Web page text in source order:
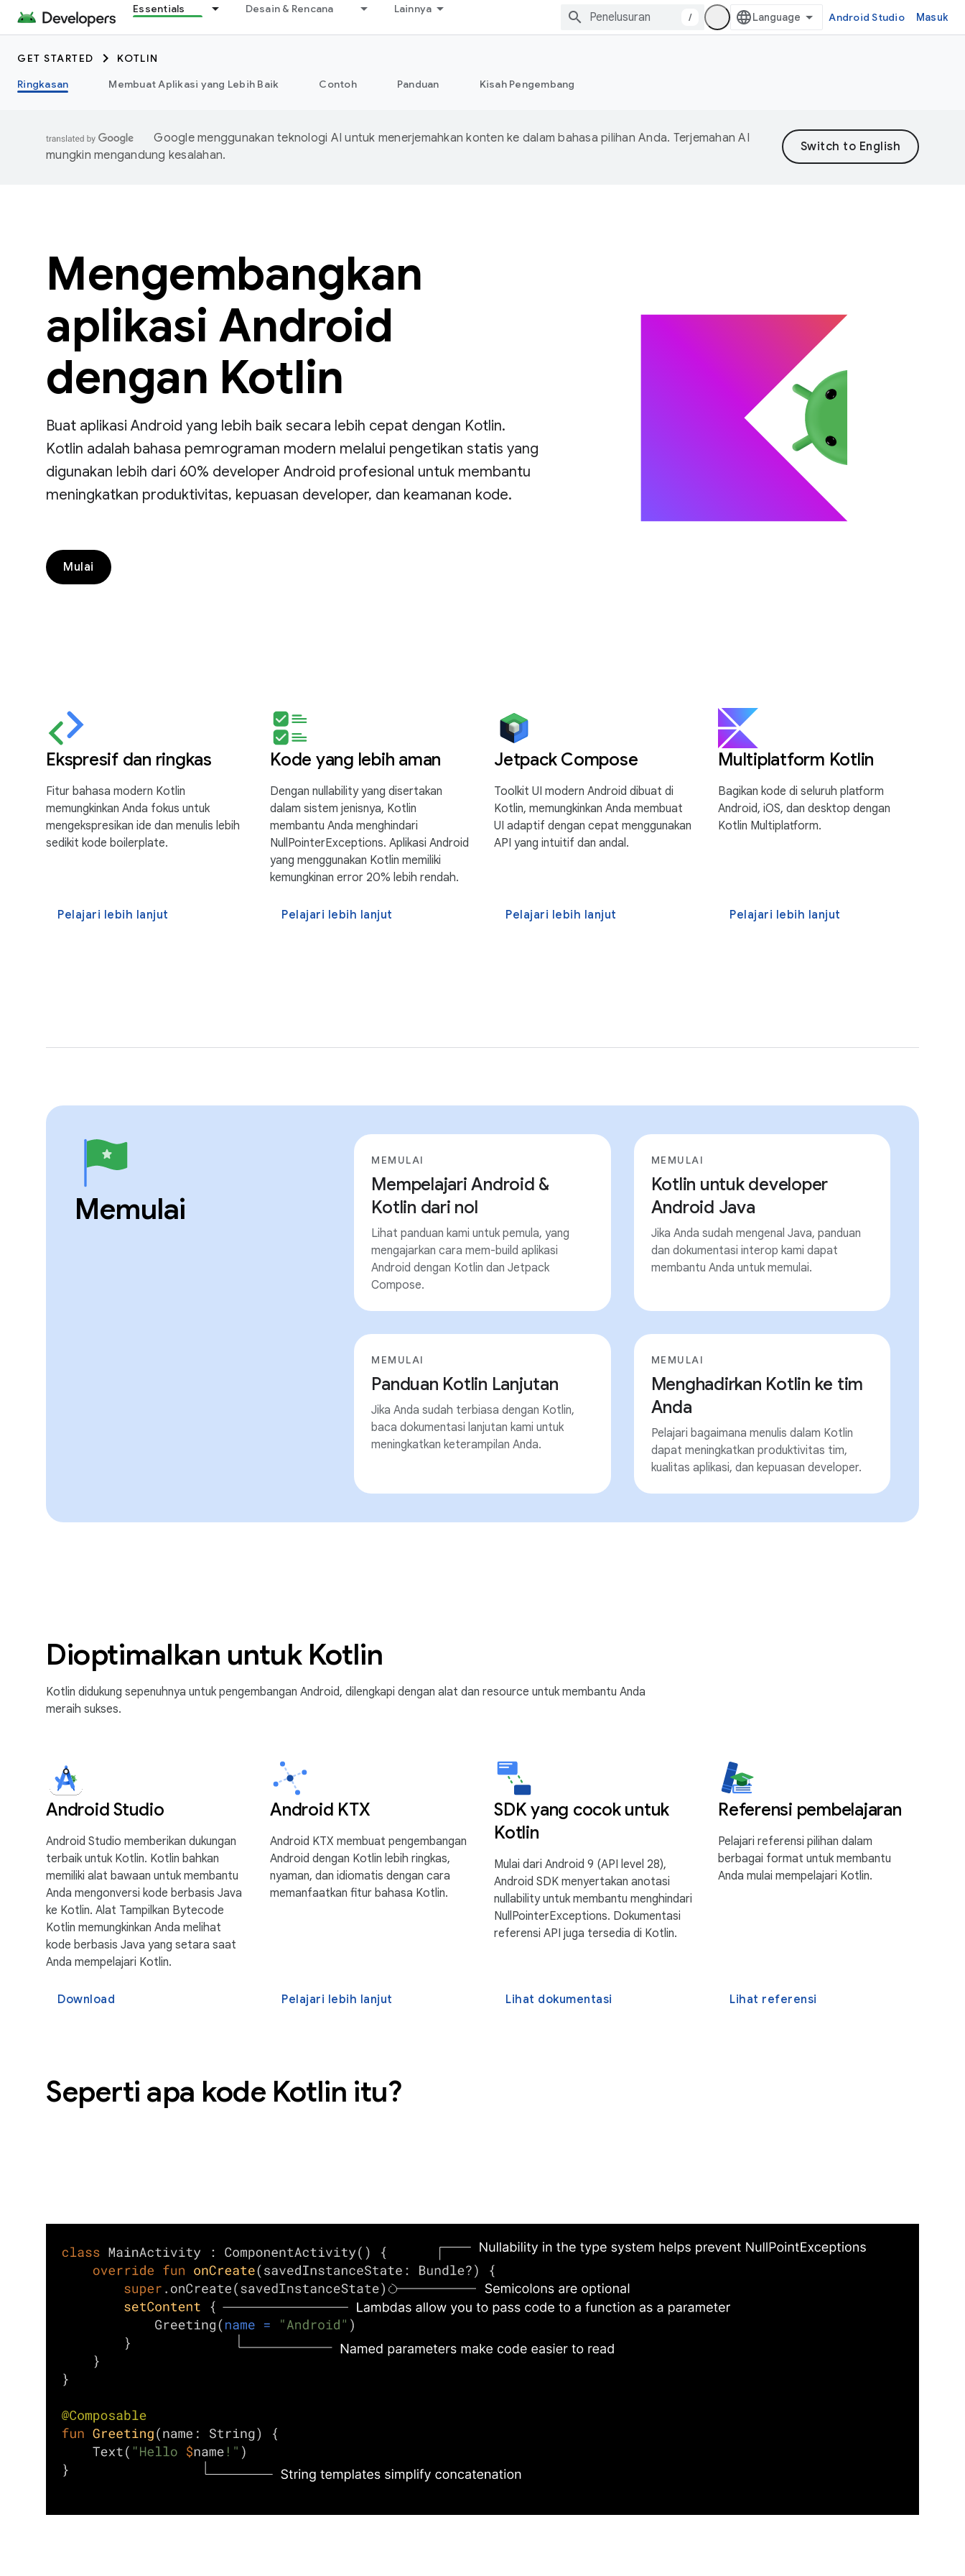
Essentials Desain & Rencana Lainnya
/ Android Studio Masuk
GET STARTED
KOTLIN
Ringkasan
Membuat Aplikasi yang Lebih Baik Contoh Panduan Kisah Pengembang
Google menggunakan teknologi AI untuk menerjemahkan konten ke dalam bahasa pilihan Anda. Terjemahan AI
mungkin mengandung kesalahan.
Mengembangkan
aplikasi Android
dengan Kotlin
Buat aplikasi Android yang lebih baik secara lebih cepat dengan Kotlin.
Kotlin adalah bahasa pemrograman modern melalui pengetikan statis yang
digunakan lebih dari 60% developer Android profesional untuk membantu
meningkatkan produktivitas, kepuasan developer, dan keamanan kode.
Mulai
Ekspresif dan ringkas
Fitur bahasa modern Kotlin
memungkinkan Anda fokus untuk
mengekspresikan ide dan menulis lebih
sedikit kode boilerplate.
Pelajari lebih lanjut
Kode yang lebih aman
Dengan nullability yang disertakan
dalam sistem jenisnya, Kotlin
membantu Anda menghindari
NullPointerExceptions. Aplikasi Android
yang menggunakan Kotlin memiliki
kemungkinan error 20% lebih rendah.
Pelajari lebih lanjut
Jetpack Compose
Toolkit UI modern Android dibuat di
Kotlin, memungkinkan Anda membuat
UI adaptif dengan cepat menggunakan
API yang intuitif dan andal.
Pelajari lebih lanjut
Multiplatform Kotlin
Bagikan kode di seluruh platform
Android, iOS, dan desktop dengan
Kotlin Multiplatform.
Pelajari lebih lanjut
Memulai
MEMULAI
Mempelajari Android &
Kotlin dari nol
Lihat panduan kami untuk pemula, yang
mengajarkan cara mem-build aplikasi
Android dengan Kotlin dan Jetpack
Compose.
MEMULAI
Kotlin untuk developer
Android Java
Jika Anda sudah mengenal Java, panduan
dan dokumentasi interop kami dapat
membantu Anda untuk memulai.
MEMULAI
Panduan Kotlin Lanjutan
Jika Anda sudah terbiasa dengan Kotlin,
baca dokumentasi lanjutan kami untuk
meningkatkan keterampilan Anda.
MEMULAI
Menghadirkan Kotlin ke tim
Anda
Pelajari bagaimana menulis dalam Kotlin
dapat meningkatkan produktivitas tim,
kualitas aplikasi, dan kepuasan developer.
Dioptimalkan untuk Kotlin
Kotlin didukung sepenuhnya untuk pengembangan Android, dilengkapi dengan alat dan resource untuk membantu Anda
meraih sukses.
Android Studio
Android Studio memberikan dukungan
terbaik untuk Kotlin. Kotlin bahkan
memiliki alat bawaan untuk membantu
Anda mengonversi kode berbasis Java
ke Kotlin. Alat Tampilkan Bytecode
Kotlin memungkinkan Anda melihat
kode berbasis Java yang setara saat
Anda mempelajari Kotlin.
Download
Android KTX
Android KTX membuat pengembangan
Android dengan Kotlin lebih ringkas,
nyaman, dan idiomatis dengan cara
memanfaatkan fitur bahasa Kotlin.
Pelajari lebih lanjut
SDK yang cocok untuk
Kotlin
Mulai dari Android 9 (API level 28),
Android SDK menyertakan anotasi
nullability untuk membantu menghindari
NullPointerExceptions. Dokumentasi
referensi API juga tersedia di Kotlin.
Lihat dokumentasi
Referensi pembelajaran
Pelajari referensi pilihan dalam
berbagai format untuk membantu
Anda mulai mempelajari Kotlin.
Lihat referensi
Seperti apa kode Kotlin itu?